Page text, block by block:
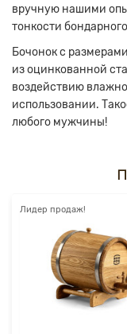
вручную нашими
тонкости
Бочонок с
из оцинкованной
воздействию
использовании.
любого мужчины!
Лидер продаж!